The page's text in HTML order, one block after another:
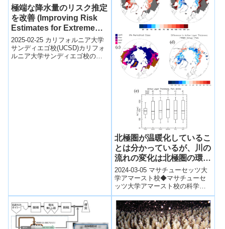
極端な降水量のリスク推定
を改善 (Improving Risk
Estimates for Extreme
Rain and Snow)
2025-02-25 カリフォルニア大学
サンディエゴ校(UCSD)カリフォ
ルニア大学サンディエゴ校のス
北極圏が温暖化しているこ
とは分かっているが、川の
流れの変化は北極圏の環境
に何をもたらすのか？(We
Know the Arctic is
Warming―What Will
Changing River Flows
Do to its Environment?)
2024-03-05 マサチューセッツ大
学アマースト校◆マサチューセ
ッツ大学アマースト校の科学者
らは、衛星データ、野外観測、
数値モデリングを組み合わせ、
次の80...